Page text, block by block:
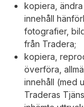
kopiera,
innehåll
fotografier,
från Tradera;
kopiera,
överföra,
innehåll (med
Traderas